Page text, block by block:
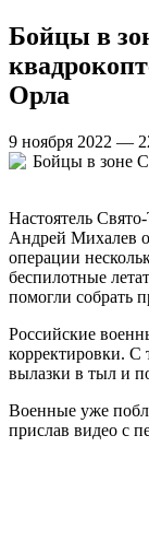
Бойцы в
Орла
9 ноября 2022 —
Настоятель
Андрей Михалев
операции
беспилотные
помогли собрать
Российские
корректировки. С
вылазки в тыл и
Военные уже
прислав видео с